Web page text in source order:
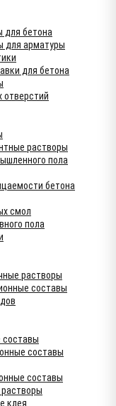
для бетона
для арматуры
для бетона
отверстий
растворы
пола
бетона
смол
пола
растворы
составы
составы
составы
составы
клея